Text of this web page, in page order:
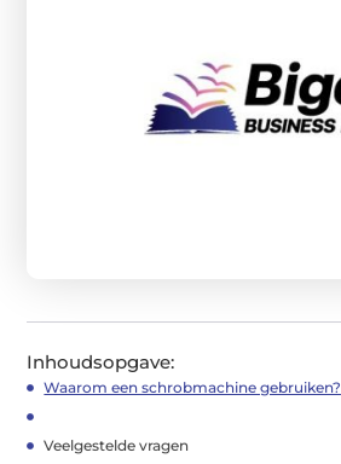
Inhoudsopgave:
Waarom een schrobmachine gebruiken?
Veelgestelde vragen